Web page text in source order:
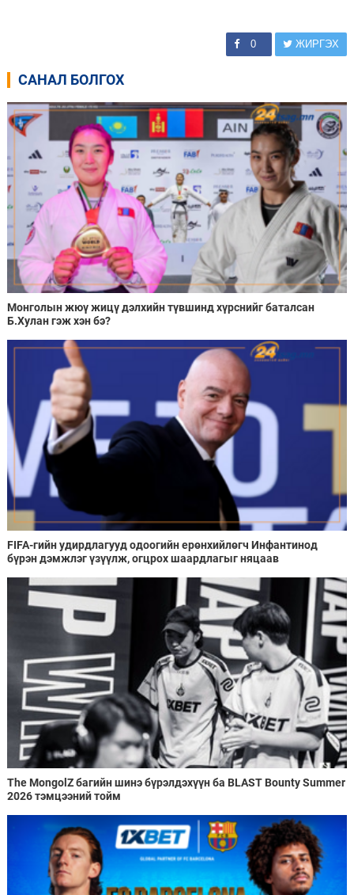
0 ЖИРГЭХ
САНАЛ БОЛГОХ
Монголын жюү жицү дэлхийн түвшинд хүрснийг баталсан
Б.Хулан гэж хэн бэ?
FIFA-гийн удирдлагууд одоогийн ерөнхийлөгч Инфантинод
бүрэн дэмжлэг үзүүлж, огцрох шаардлагыг няцаав
The MongolZ багийн шинэ бүрэлдэхүүн ба BLAST Bounty Summer
2026 тэмцээний тойм